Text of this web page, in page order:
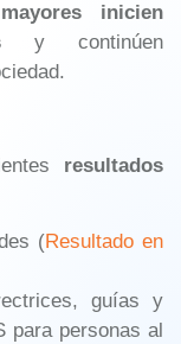
mayores inicien
y continúen
resultados
(Resultado en
guías y
para personas al